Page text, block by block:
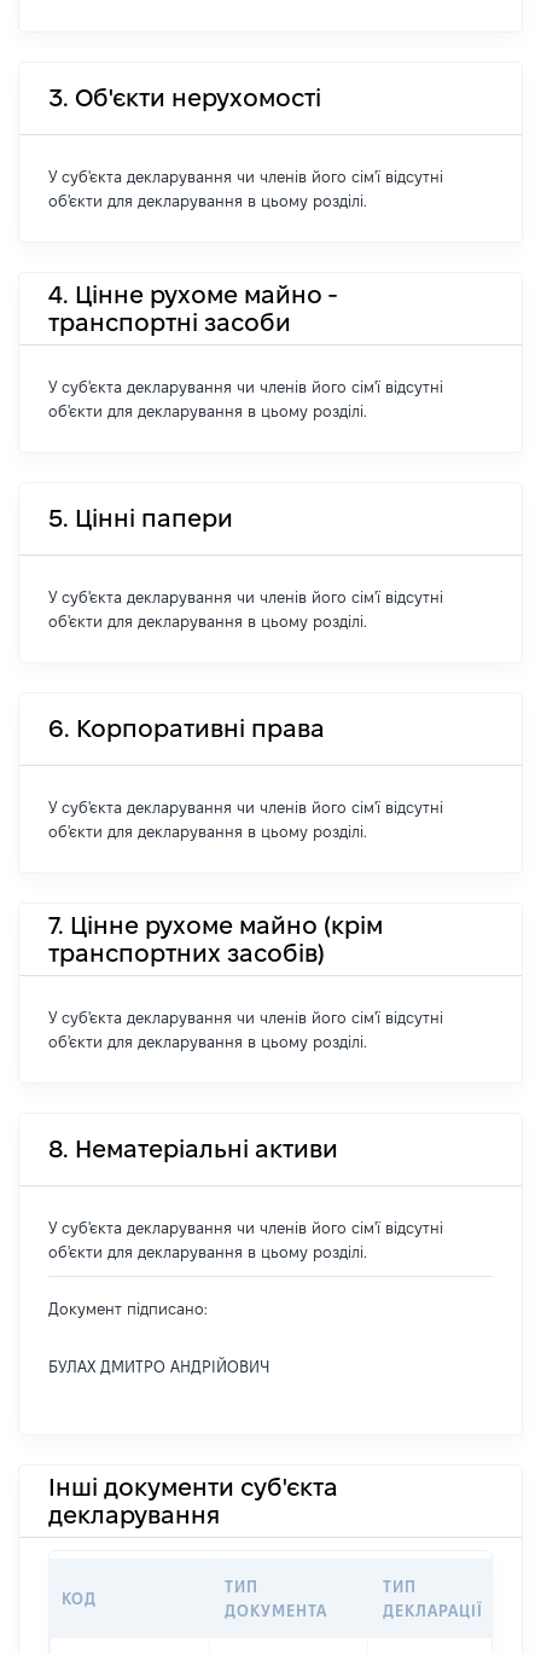
3. Об'єкти нерухомості
У суб'єкта декларування чи членів його сім'ї відсутні
об'єкти для декларування в цьому розділі.
4. Цінне рухоме майно -
транспортні засоби
У суб'єкта декларування чи членів його сім'ї відсутні
об'єкти для декларування в цьому розділі.
5. Цінні папери
У суб'єкта декларування чи членів його сім'ї відсутні
об'єкти для декларування в цьому розділі.
6. Корпоративні права
У суб'єкта декларування чи членів його сім'ї відсутні
об'єкти для декларування в цьому розділі.
7. Цінне рухоме майно (крім
транспортних засобів)
У суб'єкта декларування чи членів його сім'ї відсутні
об'єкти для декларування в цьому розділі.
8. Нематеріальні активи
У суб'єкта декларування чи членів його сім'ї відсутні
об'єкти для декларування в цьому розділі.
Документ підписано:
БУЛАХ ДМИТРО АНДРІЙОВИЧ
Інші документи суб'єкта
декларування
КОД
ТИП
ДОКУМЕНТА
ТИП
ДЕКЛАРАЦІЇ